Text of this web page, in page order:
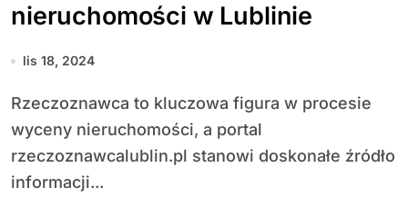
nieruchomości w Lublinie
lis 18, 2024
Rzeczoznawca to kluczowa figura w procesie
wyceny nieruchomości, a portal
rzeczoznawcalublin.pl stanowi doskonałe źródło
informacji...